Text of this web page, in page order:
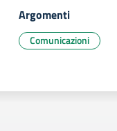
Argomenti
Comunicazioni